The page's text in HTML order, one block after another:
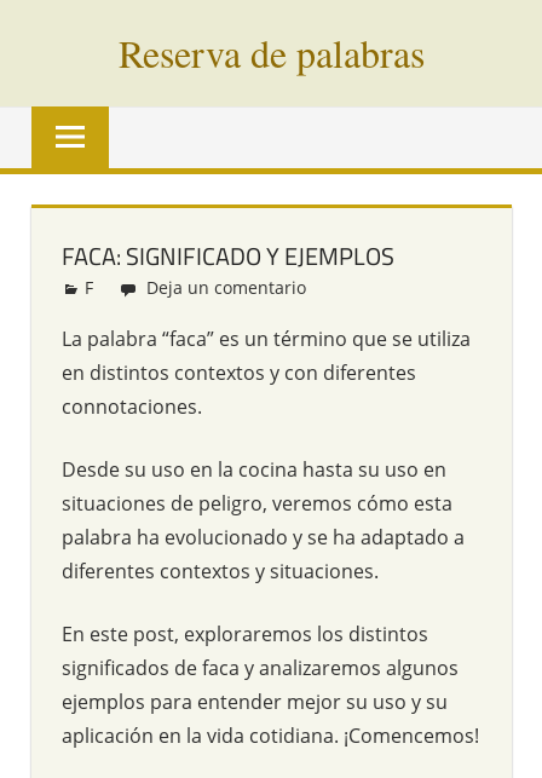
Reserva de palabras
Palabras
vías
todo
mundo
FACA: SIGNIFICADO Y EJEMPLOS
Redacción
F Deja un comentario
La palabra “faca” es un término que se utiliza
en distintos contextos y con diferentes
connotaciones.
Desde su uso en la cocina hasta su uso en
situaciones de peligro, veremos cómo esta
palabra ha evolucionado y se ha adaptado a
diferentes contextos y situaciones.
En este post, exploraremos los distintos
significados de faca y analizaremos algunos
ejemplos para entender mejor su uso y su
aplicación en la vida cotidiana. ¡Comencemos!